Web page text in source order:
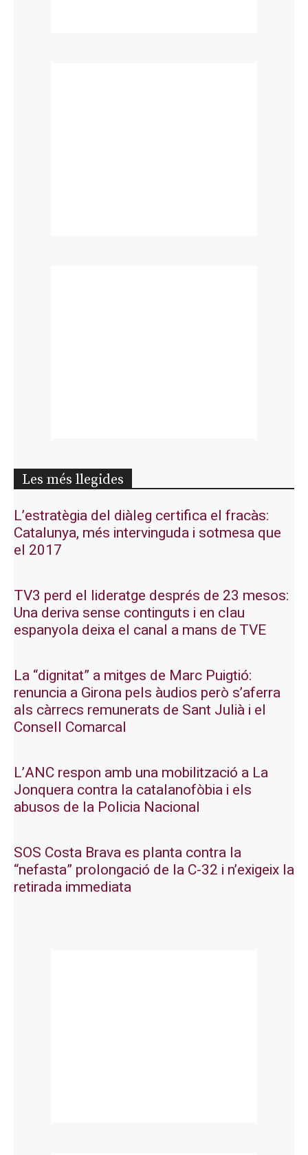
Les més llegides
L’estratègia del diàleg certifica el fracàs:
Catalunya, més intervinguda i sotmesa que
el 2017
TV3 perd el lideratge després de 23 mesos:
Una deriva sense continguts i en clau
espanyola deixa el canal a mans de TVE
La “dignitat” a mitges de Marc Puigtió:
renuncia a Girona pels àudios però s’aferra
als càrrecs remunerats de Sant Julià i el
Consell Comarcal
L’ANC respon amb una mobilització a La
Jonquera contra la catalanofòbia i els
abusos de la Policia Nacional
SOS Costa Brava es planta contra la
“nefasta” prolongació de la C-32 i n’exigeix la
retirada immediata